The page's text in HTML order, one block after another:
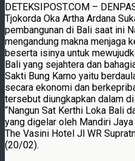
DETEKSIPOST.COM –
Tjokorda Oka Artha Ardana
pembangunan di Bali saat ini
mengandung makna menjaga
beserta isinya untuk
Bali yang sejahtera dan
Sakti Bung Karno yaitu
secara ekonomi dan
tersebut diungkapkan dalam
“Nangun Sat Kerthi Loka Bali
yang digelar oleh Mandiri
The Vasini Hotel Jl WR
(20/02).